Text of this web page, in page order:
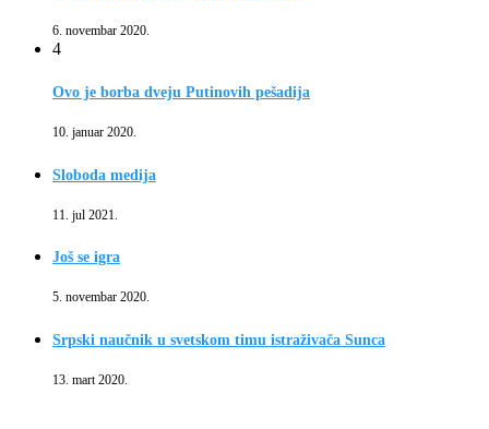
6. novembar 2020.
4
Ovo je borba dveju Putinovih pešadija
10. januar 2020.
Sloboda medija
11. jul 2021.
Još se igra
5. novembar 2020.
Srpski naučnik u svetskom timu istraživača Sunca
13. mart 2020.